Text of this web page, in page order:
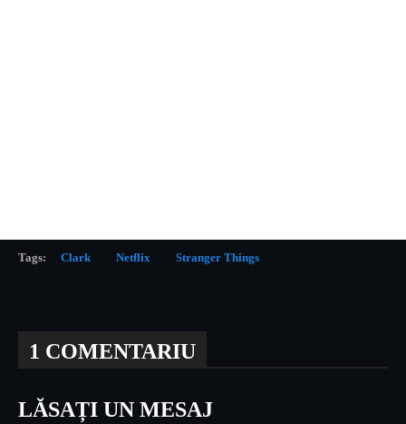
Tags: Clark Netflix Stranger Things
1 COMENTARIU
LĂSAȚI UN MESAJ